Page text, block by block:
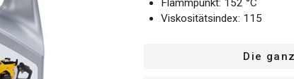
Flammpunkt: 152 °C
Viskositätsindex: 115
Die